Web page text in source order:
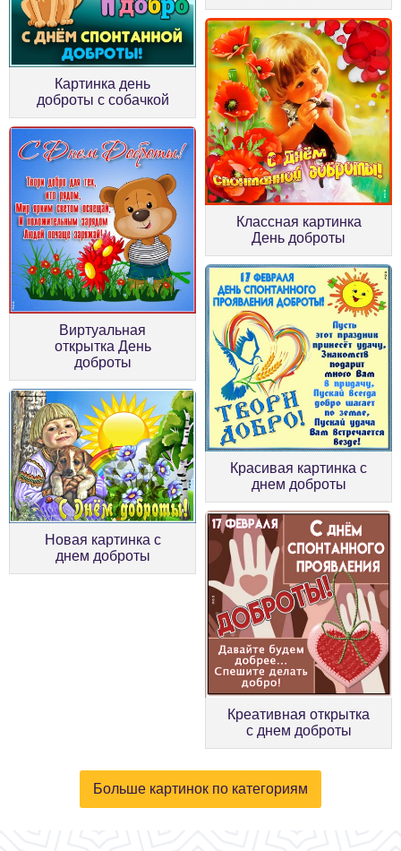
Картинка день
доброты с собачкой
Классная картинка
День доброты
Виртуальная
открытка День
доброты
Красивая картинка с
днем доброты
Новая картинка с
днем доброты
Креативная открытка
с днем доброты
Больше картинок по категориям